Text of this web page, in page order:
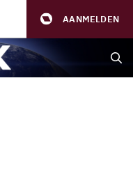
AANMELDEN